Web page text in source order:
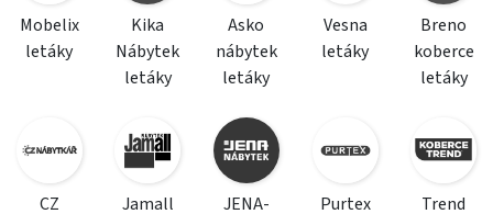
Mobelix
letáky
Kika
Nábytek
letáky
Asko
nábytek
letáky
Vesna
letáky
Breno
koberce
letáky
CZ
Jamall
JENA-
Purtex
Trend